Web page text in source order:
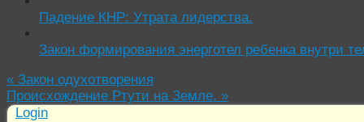
Падение КНР: Утрата лидерства.
Закон формирования энерготел ребенка внутри
« Закон одухотворения
Происхождение Ртути на Земле. »
Login